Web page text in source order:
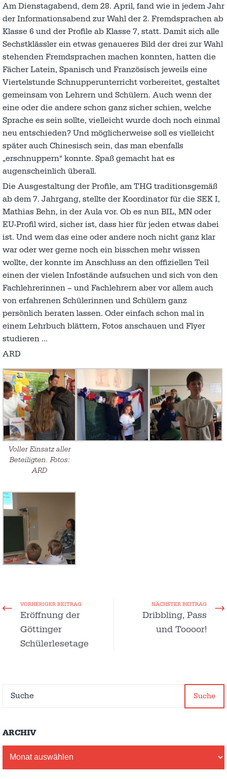
Am Dienstagabend, dem 28. April, fand wie in jedem Jahr
der Informationsabend zur Wahl der 2. Fremdsprachen ab
Klasse 6 und der Profile ab Klasse 7, statt. Damit sich alle
Sechstklässler ein etwas genaueres Bild der drei zur Wahl
stehenden Fremdsprachen machen konnten, hatten die
Fächer Latein, Spanisch und Französisch jeweils eine
Viertelstunde Schnupperunterricht vorbereitet, gestaltet
gemeinsam von Lehrern und Schülern. Auch wenn der
eine oder die andere schon ganz sicher schien, welche
Sprache es sein sollte, vielleicht wurde doch noch einmal
neu entschieden? Und möglicherweise soll es vielleicht
später auch Chinesisch sein, das man ebenfalls
„erschnuppern“ konnte. Spaß gemacht hat es
augenscheinlich überall.
Die Ausgestaltung der Profile, am THG traditionsgemäß
ab dem 7. Jahrgang, stellte der Koordinator für die SEK I,
Mathias Behn, in der Aula vor. Ob es nun BIL, MN oder
EU-Profil wird, sicher ist, dass hier für jeden etwas dabei
ist. Und wem das eine oder andere noch nicht ganz klar
war oder wer gerne noch ein bisschen mehr wissen
wollte, der konnte im Anschluss an den offiziellen Teil
einen der vielen Infostände aufsuchen und sich von den
Fachlehrerinnen – und Fachlehrern aber vor allem auch
von erfahrenen Schülerinnen und Schülern ganz
persönlich beraten lassen. Oder einfach schon mal in
einem Lehrbuch blättern, Fotos anschauen und Flyer
studieren …
ARD
Voller Einsatz aller
Beteiligten. Fotos:
ARD
VORHERIGER BEITRAG
Eröffnung der
Göttinger
Schülerlesetage
NÄCHSTER BEITRAG
Dribbling, Pass
und Toooor!
Suche
ARCHIV